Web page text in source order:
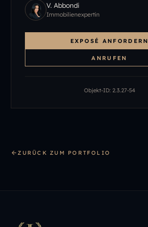
V. Abbondi
Immobilienexpertin
EXPOSÉ ANFORDERN
ANRUFEN
Objekt-ID: 2.3.27-54
ZURÜCK ZUM PORTFOLIO